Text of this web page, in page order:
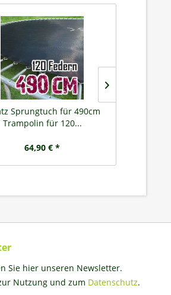
Sprungtuch für 490cm
Trampolin für 120...
64,90 € *
Sie hier unseren Newsletter.
Nutzung und zum Datenschutz.